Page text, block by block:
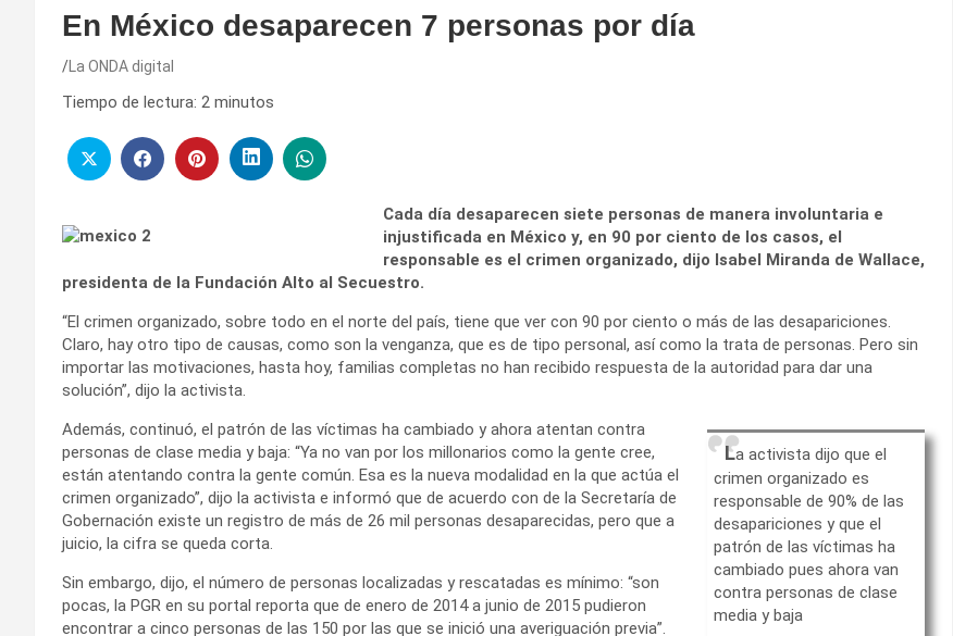
En México desaparecen 7 personas por día
La ONDA digital
Tiempo de lectura: 2 minutos
Cada día desaparecen siete personas de manera involuntaria e
injustificada en México y, en 90 por ciento de los casos, el
responsable es el crimen organizado, dijo Isabel Miranda de Wallace,
presidenta de la Fundación Alto al Secuestro.
“El crimen organizado, sobre todo en el norte del país, tiene que ver con 90 por ciento o más de las desapariciones.
Claro, hay otro tipo de causas, como son la venganza, que es de tipo personal, así como la trata de personas. Pero sin
importar las motivaciones, hasta hoy, familias completas no han recibido respuesta de la autoridad para dar una
solución”, dijo la activista.
La activista dijo que el
crimen organizado es
responsable de 90% de las
desapariciones y que el
patrón de las víctimas ha
cambiado pues ahora van
contra personas de clase
media y baja
Además, continuó, el patrón de las víctimas ha cambiado y ahora atentan contra
personas de clase media y baja: “Ya no van por los millonarios como la gente cree,
están atentando contra la gente común. Esa es la nueva modalidad en la que actúa el
crimen organizado”, dijo la activista e informó que de acuerdo con de la Secretaría de
Gobernación existe un registro de más de 26 mil personas desaparecidas, pero que a
juicio, la cifra se queda corta.
Sin embargo, dijo, el número de personas localizadas y rescatadas es mínimo: “son
pocas, la PGR en su portal reporta que de enero de 2014 a junio de 2015 pudieron
encontrar a cinco personas de las 150 por las que se inició una averiguación previa”.